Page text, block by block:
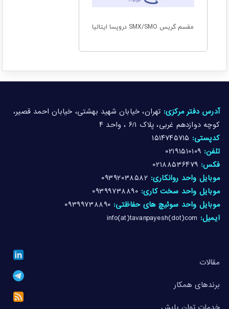
مقسم گریس SMX/SMO دروپسا ایتالیا
مقالات
برندهای همکار
آدرس دفتر مرکزی: تهران، خیابان شهید بهشتی، خیابان احمد قصیر،
کوچه دوازدهم غربی، پلاک ۶/۱ ، واحد ۴
کدپستی: ۱۵۱۴۷۴۵۷۱۵
تلفن: ۰۲۱۹۱۵۱۰۱۰۹
فکس: ۰۲۱۸۸۵۳۶۴۷۹
موبایل واحد روانکاری: ۰۹۳۹۲۰۳۸۵۸۲
موبایل واحد سخت کاری: ۰۹۳۹۹۷۳۸۸۹۰
موبایل واحد سوئیچ های حفاظتی: ۰۹۳۹۹۷۳۸۸۹۰
ایمیل: info(at)tavanpayesh(dot)com